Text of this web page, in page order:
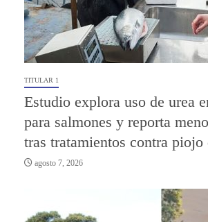
TITULAR 1
Estudio explora uso de urea
para salmones y reporta
tras tratamientos contra piojo
agosto 7, 2026